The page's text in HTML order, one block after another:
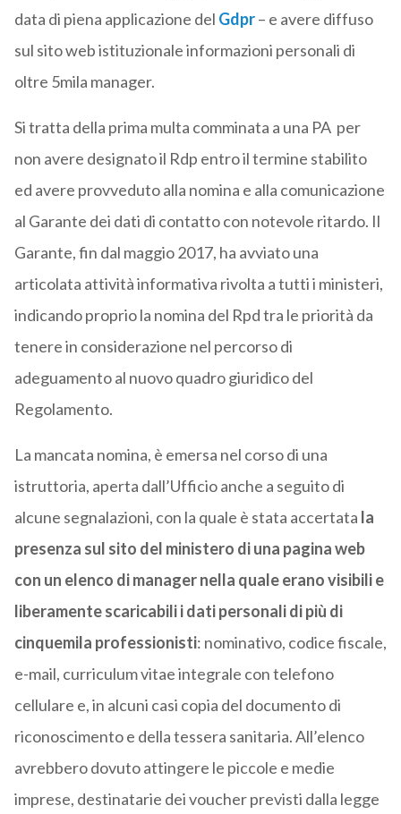
data di piena applicazione del Gdpr– e avere diffuso
sul sito web istituzionale informazioni personali di
oltre 5mila manager.
Si tratta della prima multa comminata a una PA per
non avere designato il Rdp entro il termine stabilito
ed avere provveduto alla nomina e alla comunicazione
al Garante dei dati di contatto con notevole ritardo. Il
Garante, fin dal maggio 2017, ha avviato una
articolata attività informativa rivolta a tutti i ministeri,
indicando proprio la nomina del Rpd tra le priorità da
tenere in considerazione nel percorso di
adeguamento al nuovo quadro giuridico del
Regolamento.
La mancata nomina, è emersa nel corso di una
istruttoria, aperta dall’Ufficio anche a seguito di
alcune segnalazioni, con la quale è stata accertata la
presenza sul sito del ministero di una pagina web
con un elenco di manager nella quale erano visibili e
liberamente scaricabili i dati personali di più di
cinquemila professionisti: nominativo, codice fiscale,
e-mail, curriculum vitae integrale con telefono
cellulare e, in alcuni casi copia del documento di
riconoscimento e della tessera sanitaria. All’elenco
avrebbero dovuto attingere le piccole e medie
imprese, destinatarie dei voucher previsti dalla legge